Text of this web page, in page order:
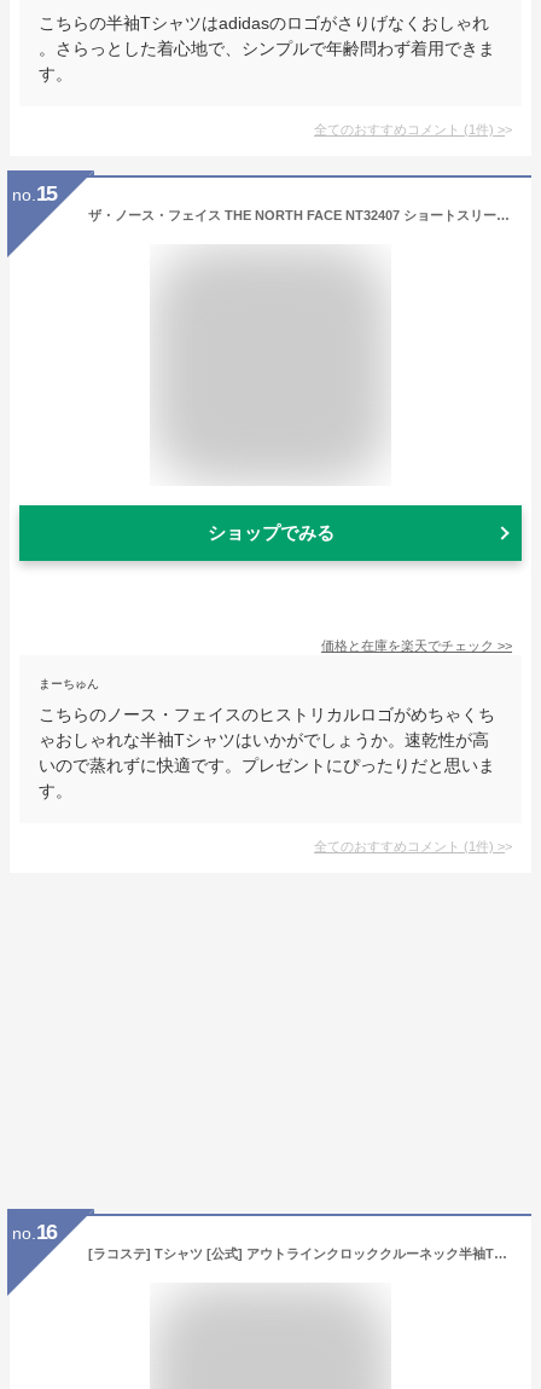
こちらの半袖Tシャツはadidasのロゴがさりげなくおしゃれ
。さらっとした着心地で、シンプルで年齢問わず着用できま
す。
全てのおすすめコメント (1件) >
no. 15
ザ・ノース・フェイス THE NORTH FACE NT32407 ショートスリーブヒストリカルロゴティー Tシャツ S/S HISTORICAL LOGO TEE トップス アウトドア メンズ レディース UVカット 速乾 半袖 5カラー 国内正規 2026SS
ショップでみる
価格と在庫を楽天でチェック >>
まーちゅん
こちらのノース・フェイスのヒストリカルロゴがめちゃくち
ゃおしゃれな半袖Tシャツはいかがでしょうか。速乾性が高
いので蒸れずに快適です。プレゼントにぴったりだと思いま
す。
全てのおすすめコメント (1件) >
no. 16
[ラコステ] Tシャツ [公式] アウトラインクロッククルーネック半袖Tシャツ メンズ ブラック 4